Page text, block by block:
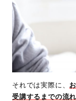
それでは実際に、
受講するまでの流れ